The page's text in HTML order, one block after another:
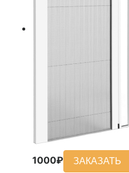
1000₽ ЗАКАЗАТЬ